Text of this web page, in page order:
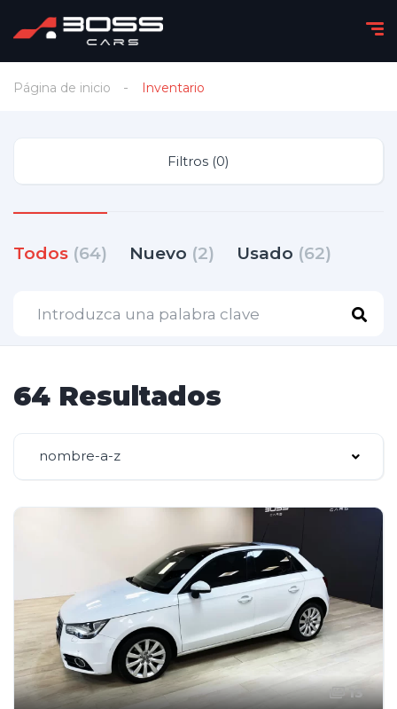
Página de inicio Inventario
Filtros (0)
Todos (64) Nuevo (2) Usado (62)
64 Resultados
nombre-a-z
13